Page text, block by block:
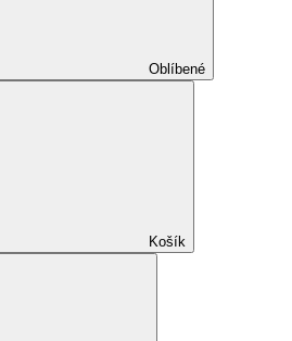
Oblíbené
Košík